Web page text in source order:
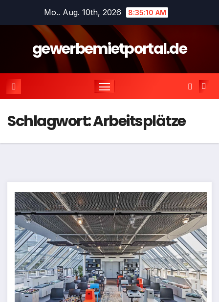
Mo.. Aug. 10th, 2026 8:35:11 AM
gewerbemietportal.de
Schlagwort:Arbeitsplätze